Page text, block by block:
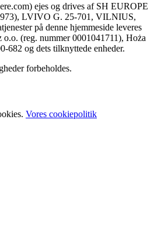
ejes og drives af SH EUROPE
LVIVO G. 25-701, VILNIUS,
på denne hjemmeside leveres
(reg. nummer 0001041711), Hoża
682 og dets tilknyttede enheder.
forbeholdes.
Vores cookiepolitik